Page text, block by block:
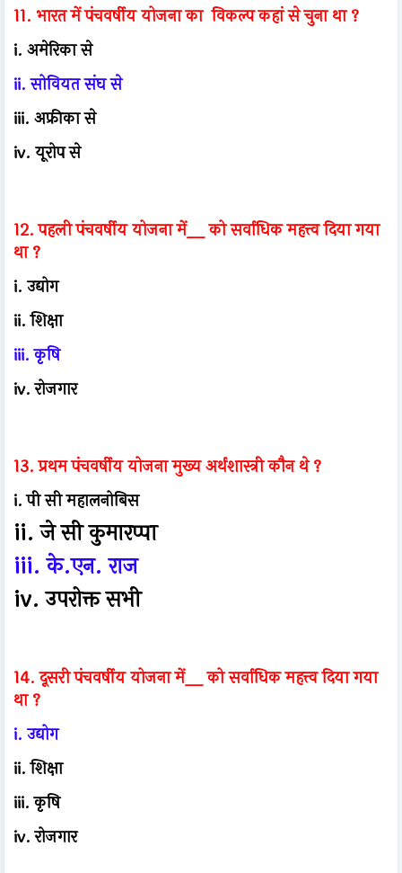
11. भारत में पंचवर्षीय योजना का विकल्प कहां से चुना था ?
i. अमेरिका से
ii. सोवियत संघ से
iii. अफ्रीका से
iv. यूरोप से
12. पहली पंचवर्षीय योजना में__ को सर्वाधिक महत्त्व दिया गया
था ?
i. उद्योग
ii. शिक्षा
iii. कृषि
iv. रोजगार
13. प्रथम पंचवर्षीय योजना मुख्य अर्थशास्त्री कौन थे ?
i. पी सी महालनोबिस
ii. जे सी कुमारप्पा
iii. के.एन. राज
iv. उपरोक्त सभी
14. दूसरी पंचवर्षीय योजना में__ को सर्वाधिक महत्त्व दिया गया
था ?
i. उद्योग
ii. शिक्षा
iii. कृषि
iv. रोजगार